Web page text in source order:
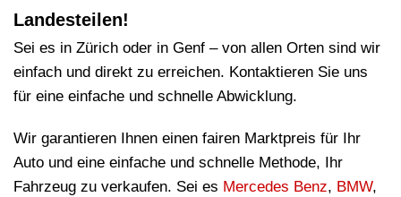
Landesteilen!
Sei es in Zürich oder in Genf – von allen Orten sind wir
einfach und direkt zu erreichen. Kontaktieren Sie uns
für eine einfache und schnelle Abwicklung.
Wir garantieren Ihnen einen fairen Marktpreis für Ihr
Auto und eine einfache und schnelle Methode, Ihr
Fahrzeug zu verkaufen. Sei es Mercedes Benz, BMW,